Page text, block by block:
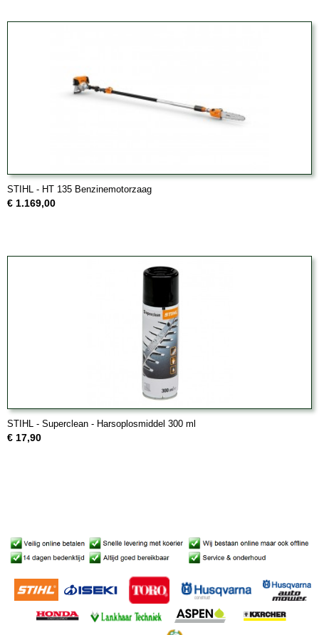
STIHL - HT 135 Benzinemotorzaag
€ 1.169,00
STIHL - Superclean - Harsoplosmiddel 300 ml
€ 17,90